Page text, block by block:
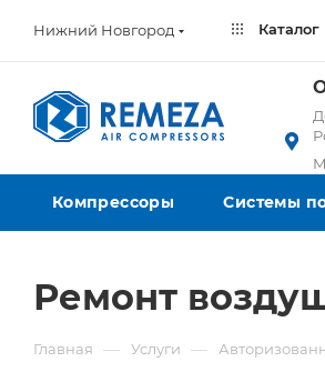
Нижний Новгород Каталог
Компрессоры Системы
Ремонт
Главная — Услуги —